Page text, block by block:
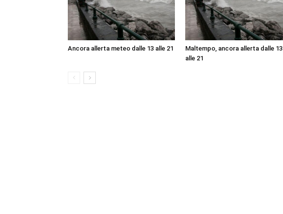
Ancora allerta meteo dalle 13 alle 21
Maltempo, ancora allerta dalle 13
alle 21